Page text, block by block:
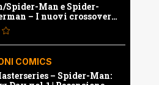
Spider-Man e Spider-
– I nuovi crossover
| Recensione
COMICS
– Spider-Man: